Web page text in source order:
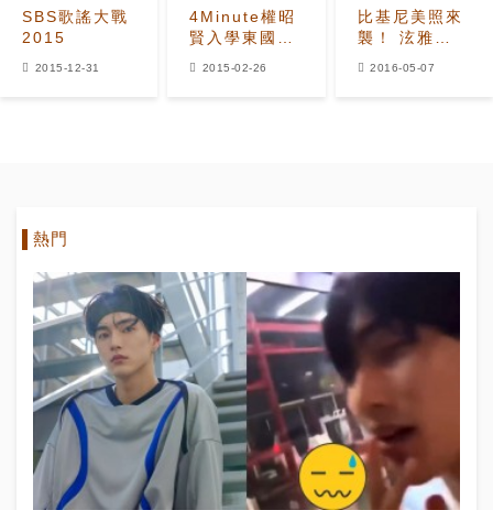
SBS歌謠大戰
2015
2015-12-31
4Minute權昭
賢入學東國大
2015-02-26
比基尼美照來
襲！ 泫雅
2016-05-07
熱門